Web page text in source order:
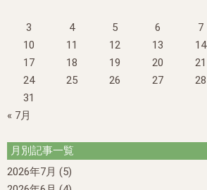
3
4 5 6 7
10
11 12 13 14
17
18 19 20 21
24
25 26 27 28
31
« 7月
月別記事一覧
2026年7月 (5)